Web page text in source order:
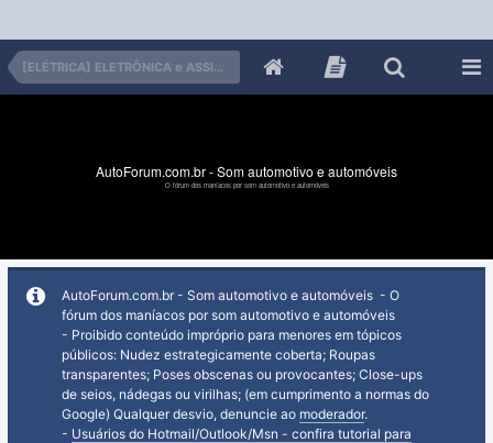
[ELÉTRICA] ELETRÔNICA e ASSISTÊNCIA
AutoForum.com.br - Som automotivo e automóveis
O fórum dos maníacos por som automotivo e automóveis
AutoForum.com.br - Som automotivo e automóveis - O
fórum dos maníacos por som automotivo e automóveis
- Proibido conteúdo impróprio para menores em tópicos
públicos: Nudez estrategicamente coberta; Roupas
transparentes; Poses obscenas ou provocantes; Close-ups
de seios, nádegas ou virilhas; (em cumprimento a normas do
Google) Qualquer desvio, denuncie ao moderador.
- Usuários do Hotmail/Outlook/Msn - confira tutorial para